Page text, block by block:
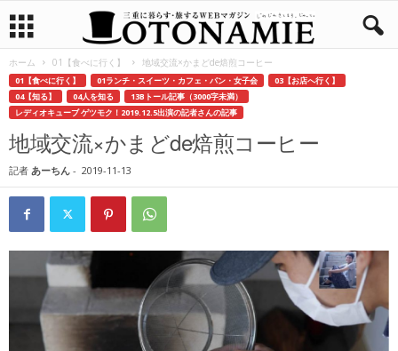
ホーム 01【食べに行く】 地域交流×かまどde焙煎コーヒー
01【食べに行く】 01ランチ・スイーツ・カフェ・パン・女子会
03【お店へ行く】
04【知る】
04人を知る
13Bトール記事（3000字未満）
レディオキューブ ゲツモク！2019.12.5出演の記者さんの記事
地域交流×かまどde焙煎コーヒー
記者 あーちん - 2019-11-13